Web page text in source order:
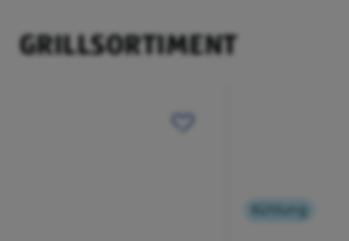
GRILLSORTIMENT
Kühlung